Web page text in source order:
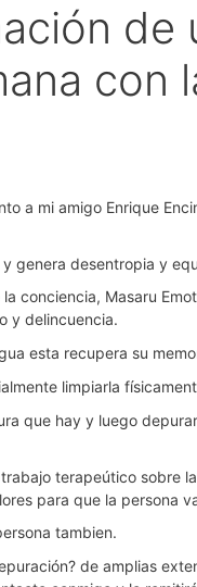
de
con
a mi amigo Enrique
genera desentropia y
conciencia, Masaru
y delincuencia.
esta recupera su
limpiarla
que hay y luego
terapeútico sobre
para que la persona
tambien.
de amplias